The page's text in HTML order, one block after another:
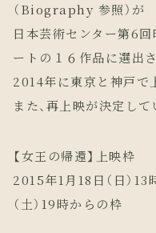
（Biography 参照）が
日本芸術センター第6回
ートの１６作品に選出
2014年に東京と神戸で
また、再上映が決定して
【女王の帰還】上映枠
2015年1月18日（日）
（土）19時からの枠